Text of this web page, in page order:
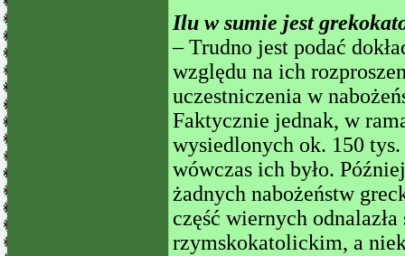
Ilu w sumie jest
– Trudno jest podać
względu na ich
uczestniczenia w
Faktycznie jednak, w
wysiedlonych ok. 150
wówczas ich było.
żadnych nabożeństw
część wiernych
rzymskokatolickim, a